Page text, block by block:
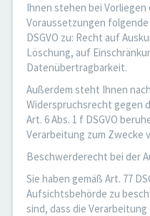
Ihnen stehen bei
Voraussetzungen folgende
DSGVO zu: Recht auf
Löschung, auf
Datenübertragbarkeit.
Außerdem steht Ihnen nach
Widerspruchsrecht gegen
Art. 6 Abs. 1 f DSGVO
Verarbeitung zum Zwecke
Beschwerderecht bei der
Sie haben gemäß Art. 77
Aufsichtsbehörde zu
sind, dass die